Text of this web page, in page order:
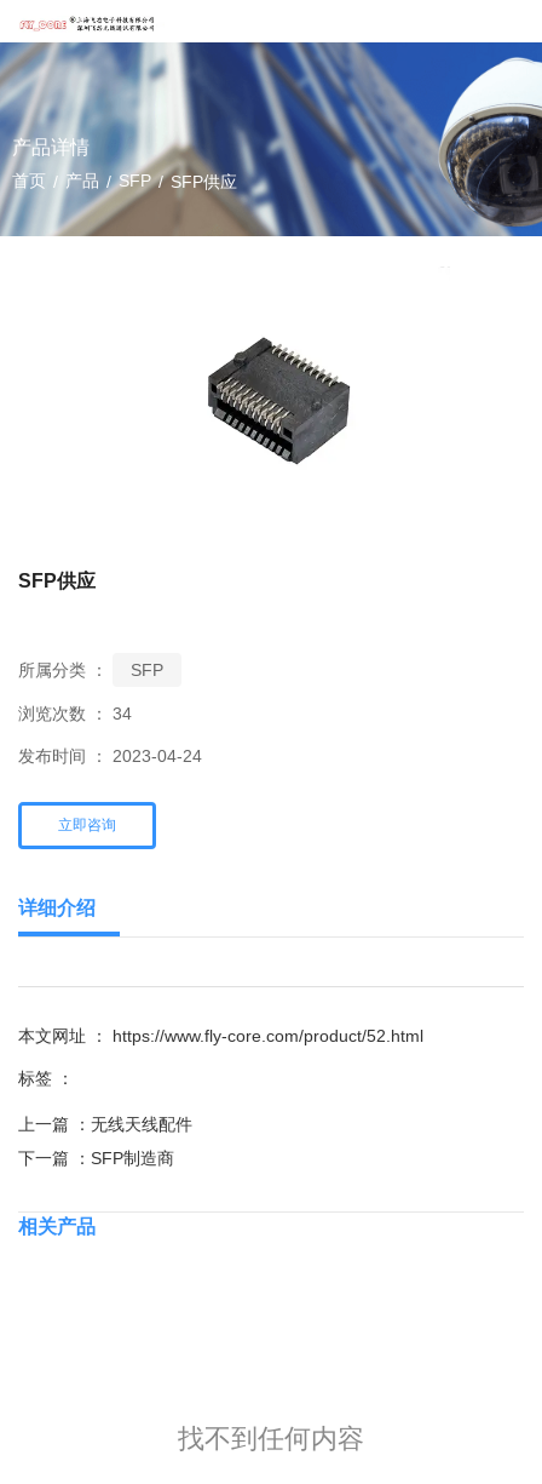
产品详情
首页 / 产品 /SFP /SFP供应
SFP供应
所属分类 ： SFP
浏览次数 ： 34
发布时间 ： 2023-04-24
立即咨询
详细介绍
本文网址 ： https://www.fly-core.com/product/52.html
标签 ：
上一篇 ： 无线天线配件
下一篇 ： SFP制造商
相关产品
找不到任何内容